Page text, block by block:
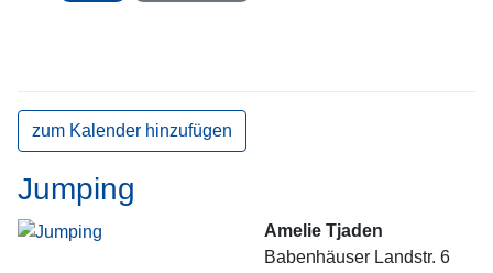
zum Kalender hinzufügen
Jumping
Amelie Tjaden
Babenhäuser Landstr. 6